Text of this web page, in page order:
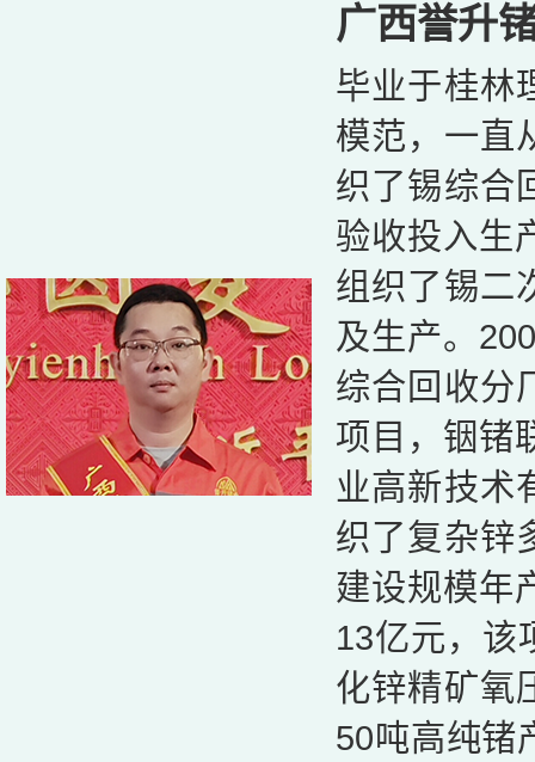
广西誉升
毕业于桂林
模范，一直
织了锡综合
验收投入生
组织了锡二
及生产。
综合回收分
项目，铟锗
业高新技术
织了复杂锌
建设规模年
13亿元，该
化锌精矿氧
50吨高纯锗